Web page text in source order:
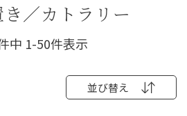
／カトラリー
並び替え
中 1-50件表示